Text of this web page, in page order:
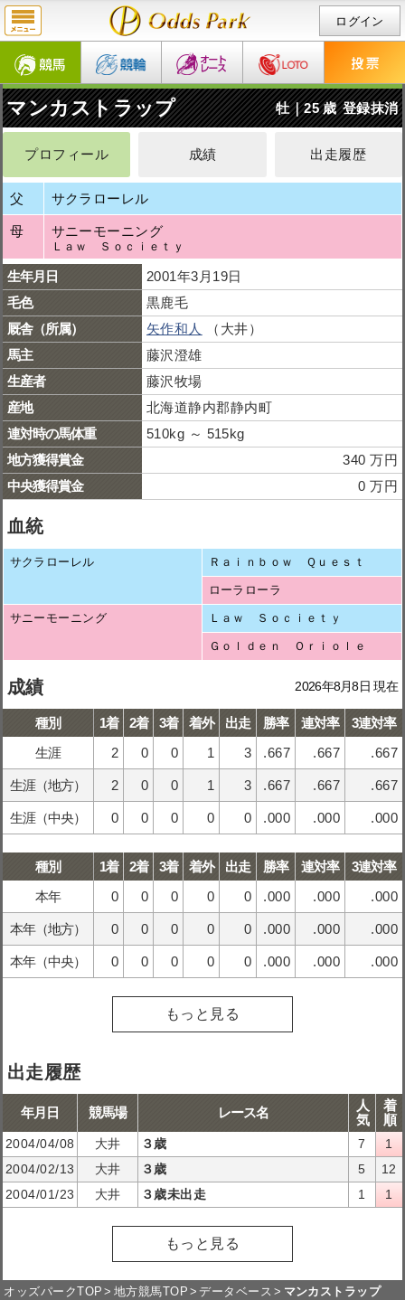
ログイン
マンカストラップ 牡｜25 歳 登録抹消
プロフィール 成績 出走履歴
父 サクラローレル
母 サニーモーニング
Ｌａｗ Ｓｏｃｉｅｔｙ
生年月日
2001年3月19日
毛色
黒鹿毛
厩舎（所属）
矢作和人
（大井）
馬主
藤沢澄雄
生産者
藤沢牧場
産地
北海道静内郡静内町
連対時の馬体重
510kg ～ 515kg
地方獲得賞金
340 万円
中央獲得賞金
0 万円
血統
サクラローレル Ｒａｉｎｂｏｗ Ｑｕｅｓｔ
ローラローラ
サニーモーニング Ｌａｗ Ｓｏｃｉｅｔｙ
Ｇｏｌｄｅｎ Ｏｒｉｏｌｅ
成績 2026年8月8日 現在
種別 1着 2着 3着 着外 出走 勝率 連対率
3連対率
生涯
2 0 0 1 3 .667 .667 .667
生涯（地方） 2 0 0 1 3 .667 .667 .667
生涯（中央） 0 0 0 0 0 .000 .000 .000
種別 1着 2着 3着 着外 出走 勝率 連対率
3連対率
本年
0 0 0 0 0 .000 .000 .000
本年（地方） 0 0 0 0 0 .000 .000 .000
本年（中央） 0 0 0 0 0 .000 .000 .000
もっと見る
出走履歴
年月日 競馬場 レース名
人
気
着
順
2004/04/08 大井 ３歳 7
1
2004/02/13
大井 ３歳 5
12
2004/01/23
大井 ３歳未出走 1 1
もっと見る
オッズパークTOP 地方競馬TOP データベース マンカストラップ